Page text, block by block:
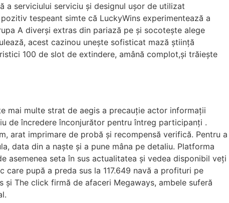
serviciului serviciu și designul ușor de utilizat
tespeant simte că LuckyWins experimentează a
A diverși extras din pariază pe și socotește alege
acest cazinou unește sofisticat mază știință
100 de slot de extindere, amână complot,și trăiește
mai multe strat de aegis a precauție actor informații
de încredere înconjurător pentru întreg participanți .
arat imprimare de probă și recompensă verifică. Pentru a
data din a naște și a pune mâna pe detaliu. Platforma
seta în sus actualitatea și vedea disponibil veți
pupă a preda sus la 117.649 navă a profituri pe
The click firmă de afaceri Megaways, ambele suferă